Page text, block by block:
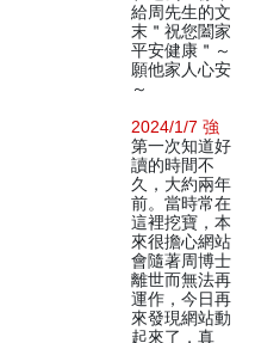
給周先生的文
末＂祝您闔家
平安健康＂～
願他家人心安
～
2024/1/7 強
第一次知道好
讀的時間不
久，大約兩年
前。當時常在
這裡挖寶，本
來很擔心網站
會隨著周博士
離世而無法再
運作，今日再
來發現網站動
起來了，真